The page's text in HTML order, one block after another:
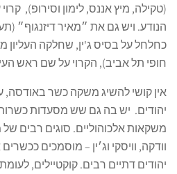
(טקילה, מיץ אננס, לימון וסירופ),
הנודע. ויש גם את ״מאיר דיזנגוף״
כחלחל על בסיס ג'ין, שחלקה העליון
חופי תל אביב), הקרוי על שם ראש
יהודים. יש בה גם שש מסעדות
משקאות אלכוהוליים. סוגים רבים
וודקה, וויסקי וג׳ין – מוסמכים
יהודים דתיים רבים. קוקטיילים,